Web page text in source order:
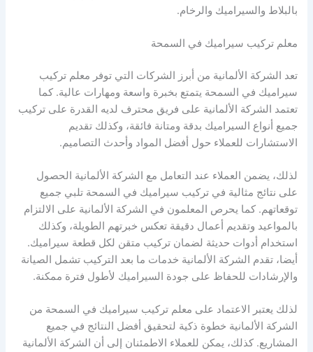
بالبلاط والسيراميك والرخام.
معلم تركيب سيراميك في السمحة
تعد الشركة الألمانية من أبرز الشركات التي توفر معلم تركيب
سيراميك في السمحة يتمتع بخبرة واسعة ومهارات عالية. كما
تعتمد الشركة الألمانية على فريق محترف لديه القدرة على تركيب
جميع أنواع السيراميك بدقة ومتانة فائقة، وكذلك تقديم
الاستشارات للعملاء حول أفضل المواد وأحدث التصاميم.
لذلك، يضمن العملاء عند التعامل مع الشركة الألمانية الحصول
على نتائج مثالية في تركيب سيراميك في السمحة تلبي جميع
توقعاتهم. كما يحرص المعلمون في الشركة الألمانية على الالتزام
بالمواعيد وتقديم أعمال دقيقة تعكس خبرتهم الطويلة، وكذلك
استخدام أدوات حديثة لضمان تركيب متقن لكل قطعة سيراميك.
أيضا، تقدم الشركة الألمانية خدمات ما بعد التركيب تشمل الصيانة
والإرشادات للحفاظ على جودة السيراميك لأطول فترة ممكنة.
لذلك يعتبر الاعتماد على معلم تركيب سيراميك في السمحة من
الشركة الألمانية خطوة ذكية لتحقيق أفضل النتائج في جميع
المشاريع. كذلك، يمكن للعملاء الاطمئنان إلى أن الشركة الألمانية